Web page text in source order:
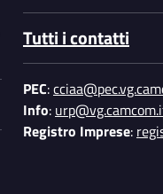
Tutti i contatti
PEC:
Info:
Registro Imprese: